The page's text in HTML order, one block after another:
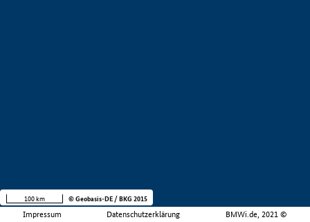
Impressum Datenschutzerklärung BMWi.de, 2021 ©
100 km © Geobasis-DE / BKG 2015